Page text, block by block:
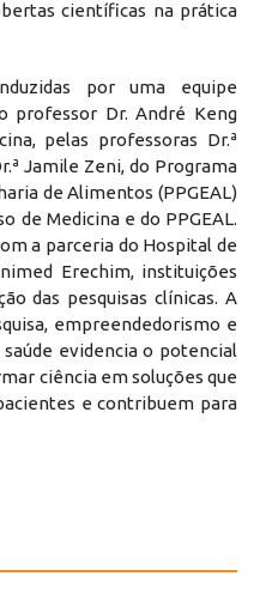
científicas na prática
por uma equipe
professor Dr. André Keng
pelas professoras Dr.ª
Jamile Zeni, do Programa
de Alimentos (PPGEAL)
de Medicina e do PPGEAL.
a parceria do Hospital de
Erechim, instituições
das pesquisas clínicas. A
empreendedorismo e
evidencia o potencial
ciência em soluções que
e contribuem para